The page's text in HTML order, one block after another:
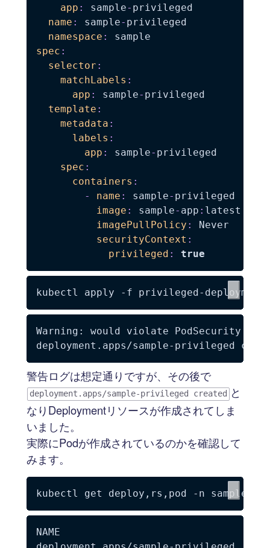
app : sample- privileged
name : sample- privileged
namespace :
spec :
selector :
matchLabels :
app : sample- privileged
template :
metadata :
labels :
app : sample- privileged
spec :
containers :
-
name : sample- privileged
image : sample- app : latest
imagePullPolicy :
Never
securityContext :
privileged : true
kubectl apply -f
Warning: would violate PodSecurity
警告ログは想定通りですが、その後で
deployment.apps/sample-privileged created
と
なりDeploymentリソースが作成されてしま
いました。
実際にPodが作成されているのかを確認して
みます。
kubectl get deploy,rs,pod -n sample
NAME                                READY